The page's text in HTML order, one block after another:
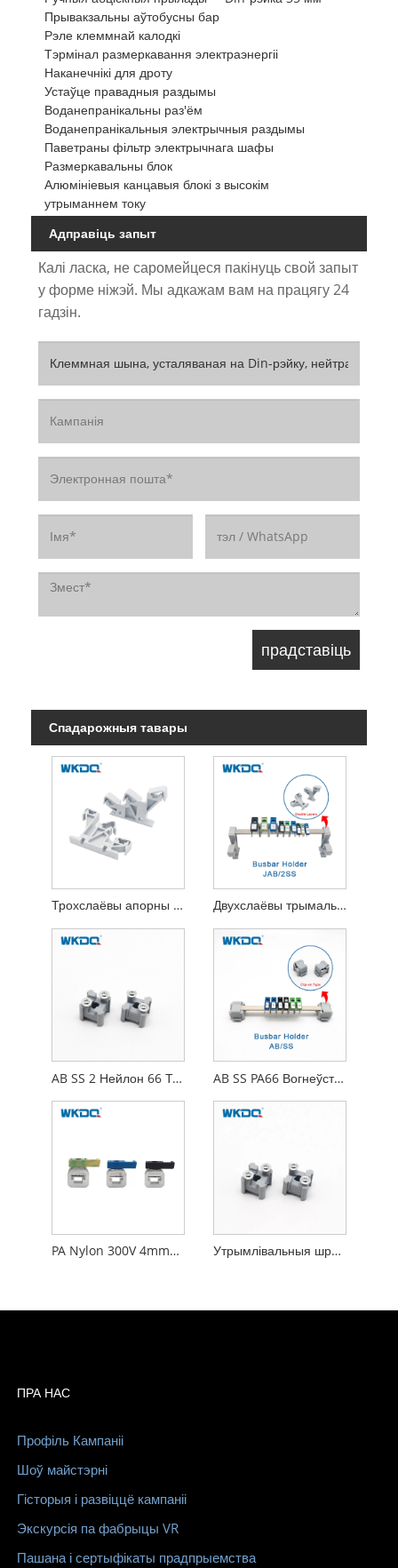
Прывакзальны аўтобусны бар
Рэле клеммнай калодкі
Тэрмінал размеркавання электраэнергіі
Наканечнікі для дроту
Устаўце правадныя раздымы
Воданепранікальны раз'ём
Воданепранікальныя электрычныя раздымы
Паветраны фільтр электрычнага шафы
Размеркавальны блок
Алюмініевыя канцавыя блокі з высокім
утрыманнем току
Адправіць запыт
Калі ласка, не саромейцеся пакінуць свой запыт
у форме ніжэй. Мы адкажам вам на працягу 24
гадзін.
Спадарожныя тавары
Трохслаёвы апорны кранштэйн для шыны з вогнеўстойлівага нейлону PA66 Двухслаёвы трымальнік для зборных шын, вогнетрывалы нейлон PA66
AB SS 2 Нейлон 66 Трымальнік клеммнай шыны Шэры Вогнеўстойлівы AB SS PA66 Вогнеўстойлівы трымальнік шыны тэрмінала
PA Nylon 300V 4mm2 AKG Шынная клеммавая калодка Шрубавае злучэнне Утрымлівальныя шрубавыя клеммныя блокі шыноўстойлівых вогнеўстойлівых шэрага колеру
ПРА НАС
Профіль Кампаніі
Шоў майстэрні
Гісторыя і развіццё кампаніі
Экскурсія па фабрыцы VR
Пашана і сертыфікаты прадпрыемства